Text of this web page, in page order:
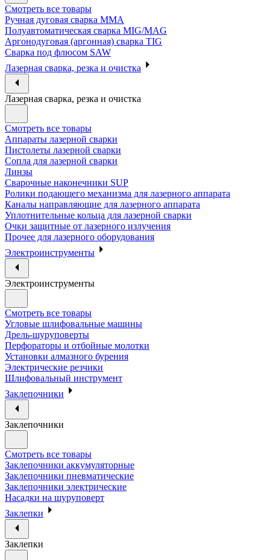
Смотреть все товары
Ручная дуговая сварка MMA
Полуавтоматическая сварка MIG/MAG
Аргонодуговая (аргонная) сварка TIG
Сварка под флюсом SAW
Лазерная сварка, резка и очистка
Лазерная сварка, резка и очистка
Смотреть все товары
Аппараты лазерной сварки
Пистолеты лазерной сварки
Сопла для лазерной сварки
Линзы
Сварочные наконечники SUP
Ролики подающего механизма для лазерного аппарата
Каналы направляющие для лазерного аппарата
Уплотнительные кольца для лазерной сварки
Очки защитные от лазерного излучения
Прочее для лазерного оборудования
Электроинструменты
Электроинструменты
Смотреть все товары
Угловые шлифовальные машины
Дрель-шуруповерты
Перфораторы и отбойные молотки
Установки алмазного бурения
Электрические резчики
Шлифовальный инструмент
Заклепочники
Заклепочники
Смотреть все товары
Заклепочники аккумуляторные
Заклепочники пневматические
Заклепочники электрические
Насадки на шуруповерт
Заклепки
Заклепки